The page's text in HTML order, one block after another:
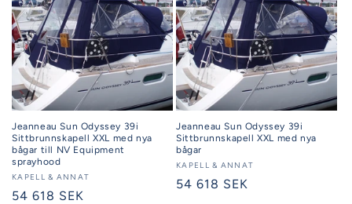
Jeanneau Sun Odyssey 39i
Sittbrunnskapell XXL med nya
bågar till NV Equipment
sprayhood
Säljare:
KAPELL & ANNAT
Ordinarie
54 618 SEK
Jeanneau Sun Odyssey 39i
Sittbrunnskapell XXL med nya
bågar
Säljare:
KAPELL & ANNAT
Ordinarie
54 618 SEK